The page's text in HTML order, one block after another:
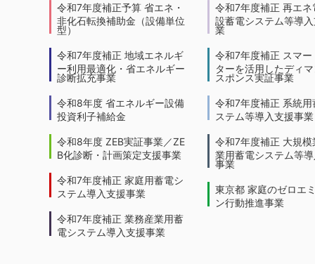
令和7年度補正予算 省エネ・
非化石転換補助金（設備単位
型）
令和7年度補正 地域エネルギ
ー利用最適化・省エネルギー
診断拡充事業
令和8年度 省エネルギー設備
投資利子補給金
令和8年度 ZEB実証事業／ZE
B化診断・計画策定支援事業
令和7年度補正 家庭用蓄電シ
ステム導入支援事業
令和7年度補正 業務産業用蓄
電システム導入支援事業
令和7年度補正 再エネ
設蓄電システム等導
業
令和7年度補正 スマー
ターを活用したディ
スポンス実証事業
令和7年度補正 系統用
ステム等導入支援事業
令和7年度補正 大規模
業用蓄電システム等
事業
東京都 家庭のゼロエ
ン行動推進事業